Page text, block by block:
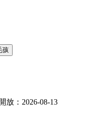
孩
放：2026-08-13